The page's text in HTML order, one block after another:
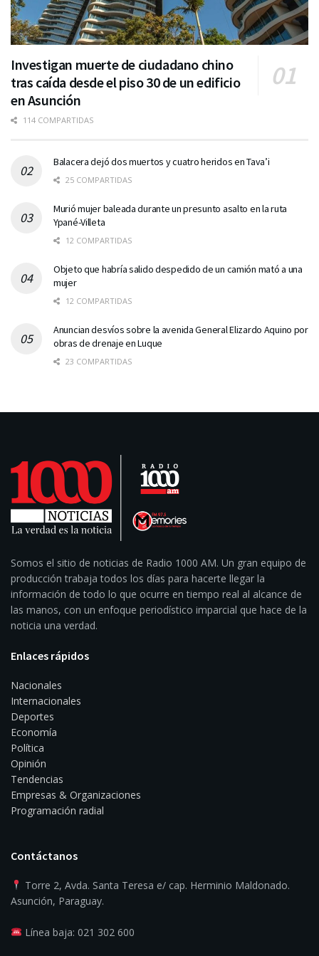
Investigan muerte de ciudadano chino
tras caída desde el piso 30 de un edificio
en Asunción
114 COMPARTIDAS
Balacera dejó dos muertos y cuatro heridos en Tava’i
25 COMPARTIDAS
Murió mujer baleada durante un presunto asalto en la ruta
Ypané-Villeta
12 COMPARTIDAS
Objeto que habría salido despedido de un camión mató a una
mujer
12 COMPARTIDAS
Anuncian desvíos sobre la avenida General Elizardo Aquino por
obras de drenaje en Luque
23 COMPARTIDAS
Somos el sitio de noticias de Radio 1000 AM. Un gran equipo de
producción trabaja todos los días para hacerte llegar la
información de todo lo que ocurre en tiempo real al alcance de
las manos, con un enfoque periodístico imparcial que hace de la
noticia una verdad.
Enlaces rápidos
Nacionales
Internacionales
Deportes
Economía
Política
Opinión
Tendencias
Empresas & Organizaciones
Programación radial
Contáctanos
Torre 2, Avda. Santa Teresa e/ cap. Herminio Maldonado.
Asunción, Paraguay.
Línea baja: 021 302 600